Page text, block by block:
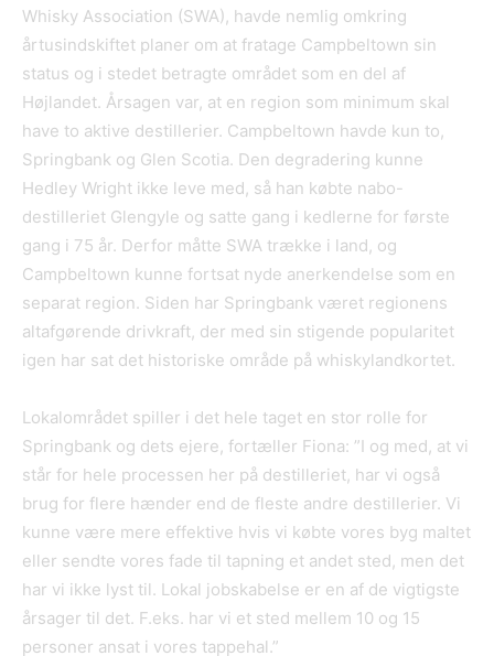
Whisky Association (SWA), havde nemlig omkring
årtusindskiftet planer om at fratage Campbeltown sin
status og i stedet betragte området som en del af
Højlandet. Årsagen var, at en region som minimum skal
have to aktive destillerier. Campbeltown havde kun to,
Springbank og Glen Scotia. Den degradering kunne
Hedley Wright ikke leve med, så han købte nabo-
destilleriet Glengyle og satte gang i kedlerne for første
gang i 75 år. Derfor måtte SWA trække i land, og
Campbeltown kunne fortsat nyde anerkendelse som en
separat region. Siden har Springbank været regionens
altafgørende drivkraft, der med sin stigende popularitet
igen har sat det historiske område på whiskylandkortet.
Lokalområdet spiller i det hele taget en stor rolle for
Springbank og dets ejere, fortæller Fiona: ”I og med, at vi
står for hele processen her på destilleriet, har vi også
brug for flere hænder end de fleste andre destillerier. Vi
kunne være mere effektive hvis vi købte vores byg maltet
eller sendte vores fade til tapning et andet sted, men det
har vi ikke lyst til. Lokal jobskabelse er en af de vigtigste
årsager til det. F.eks. har vi et sted mellem 10 og 15
personer ansat i vores tappehal.”